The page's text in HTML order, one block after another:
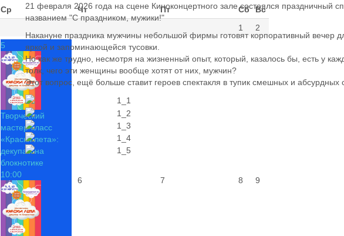
Ср Чт Пт Сб
Вс
1
2
5
Творческий
мастер-класс
«Краски лета»:
декупаж на
блокнотике
10:00
6 7 8 9
21 февраля 2026 года на сцене Киноконцертного зале состоялся праздничный
названием "С праздником, мужики!"
Накануне праздника мужчины небольшой фирмы готовят корпоративный вечер
яркой и запоминающейся тусовки.
Но как же трудно, несмотря на жизненный опыт, который, казалось бы, есть у
толк, чего эти женщины вообще хотят от них, мужчин?
Этот вопрос, ещё больше ставит героев спектакля в тупик смешных и абсурдных